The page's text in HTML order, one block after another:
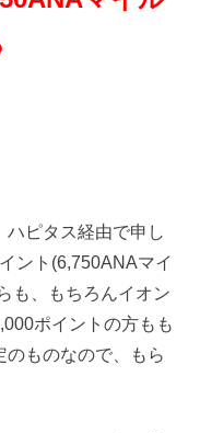
ハピタス経由で申し
ント(6,750ANAマイ
も、もちろんイオン
ポイントの方もも
のものなので、もら